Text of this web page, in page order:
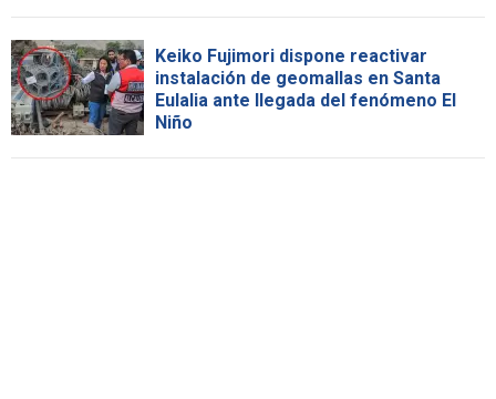
Keiko Fujimori dispone reactivar
instalación de geomallas en Santa
Eulalia ante llegada del fenómeno El
Niño